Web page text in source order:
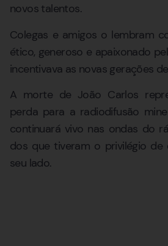
novos talentos.
Colegas e amigos o lembram
ético, generoso e apaixonado
incentivava as novas gerações
A morte de João Carlos
perda para a radiodifusão
continuará vivo nas ondas do
dos que tiveram o privilégio
seu lado.